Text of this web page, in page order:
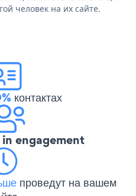
человек на их сайте.
контактах
in engagement
проведут на вашем